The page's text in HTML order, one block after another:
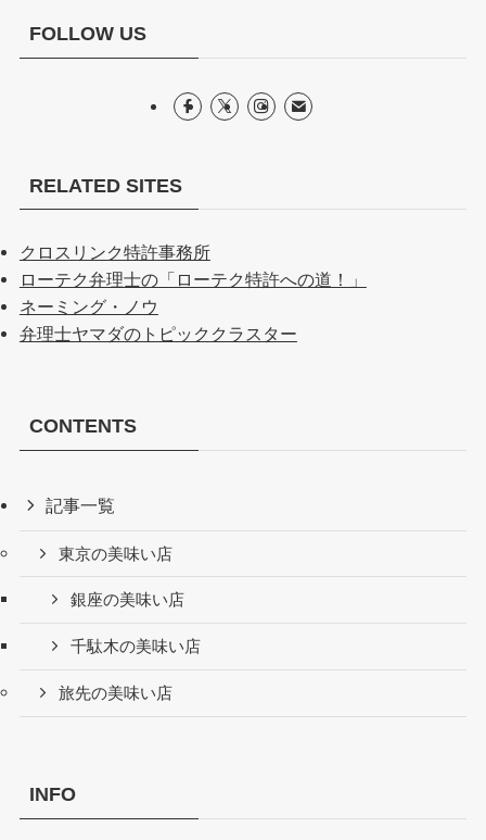
FOLLOW US
RELATED SITES
クロスリンク特許事務所
ローテク弁理士の「ローテク特許への道！」
ネーミング・ノウ
弁理士ヤマダのトピッククラスター
CONTENTS
記事一覧
東京の美味い店
銀座の美味い店
千駄木の美味い店
旅先の美味い店
INFO